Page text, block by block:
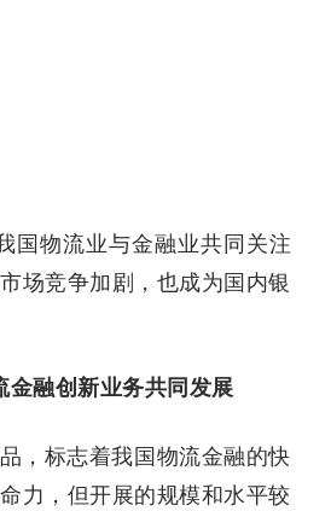
国物流业与金融业共同关注
场竞争加剧，也成为国内银
融创新业务共同发展
，标志着我国物流金融的快
力，但开展的规模和水平较